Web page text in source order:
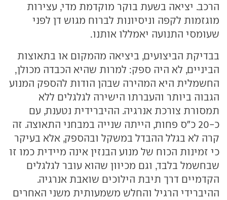
הרכב. יציאה בשעת בוקר מוקדמת מדי, עצירות
מוגזמות לקפה וניסיונות לברוח מגוש דן לפני
שעומסי התנועה יאמללו אותנו.
בבדיקת הביצועים, ביציאה מהמקום או בתאוצות
הביניים, לא היה ספק: למרות שהיא הכבדה מכולן,
החשמלית היא המהירה שבהן הודות להספק המנוע
הגבוה ביותר והעברתו הישירה לגלגלים ללא
תמסורת צורכת אנרגיה. ההיברידית נטענת, עם
כ-20 כ"ס פחות, הייתה שנייה במבחני התאוצה. זה
קרה לא בגלל ההבדל במשקל ובהספק, אלא בעיקר
כי זמינות הכוח של מנוע הבנזין אינה מיידית כמו זו
שבחשמל בלבד, וגם מכיוון שהוא עובר לגלגלים
הקדמיים דרך תיבת הילוכים שואבת אנרגיה.
ההיברידי הרגיל והחלש משמעותית משני האחרים